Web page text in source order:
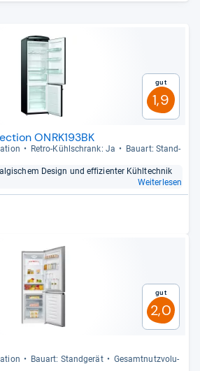
Gut
1,9
ONRK193BK
Retro-​Kühl­schrank: Ja
Bau­art: Stand­
Design und effi­zi­en­ter Kühl­tech­nik
Weiterlesen
Gut
2,0
Bau­art: Stand­ge­rät
Gesamt­nutz­vo­lu­